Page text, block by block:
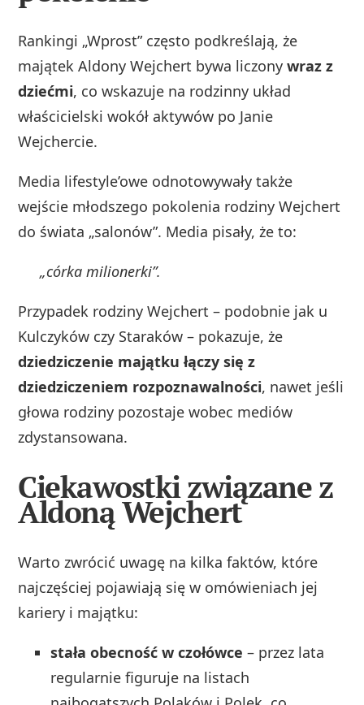
Rankingi „Wprost” często podkreślają, że
majątek Aldony Wejchert bywa liczonywraz z
dziećmi, co wskazuje na rodzinny układ
właścicielski wokół aktywów po Janie
Wejchercie.
Media lifestyle’owe odnotowywały także
wejście młodszego pokolenia rodziny Wejchert
do świata „salonów”. Media pisały, że to:
„córka milionerki”.
Przypadek rodziny Wejchert – podobnie jak u
Kulczyków czy Staraków – pokazuje, że
dziedziczenie majątku łączy się z
dziedziczeniem rozpoznawalności, nawet jeśli
głowa rodziny pozostaje wobec mediów
zdystansowana.
Ciekawostki związane z
Aldoną Wejchert
Warto zwrócić uwagę na kilka faktów, które
najczęściej pojawiają się w omówieniach jej
kariery i majątku:
stała obecność w czołówce – przez lata
regularnie figuruje na listach